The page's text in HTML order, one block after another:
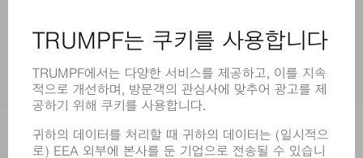
레이저
전력 시스템
전동 툴
SMART FACTORY
소프트웨어
어플리케이션
부문